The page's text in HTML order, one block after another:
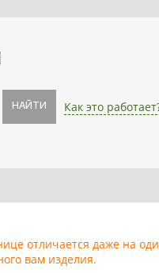
НАЙТИ Как это
отличается даже на
вам изделия.